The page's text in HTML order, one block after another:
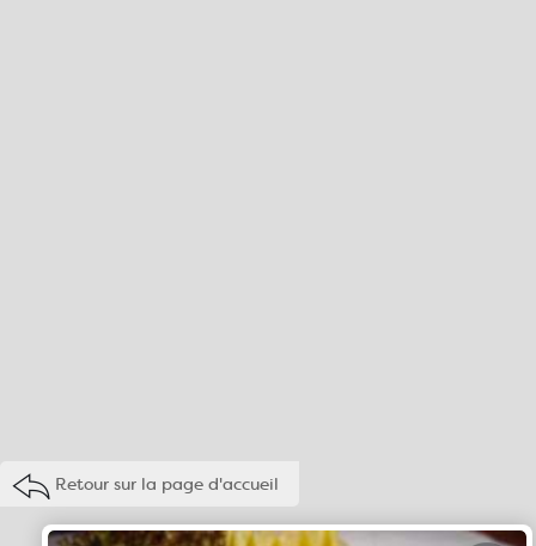
Retour sur la page d'accueil